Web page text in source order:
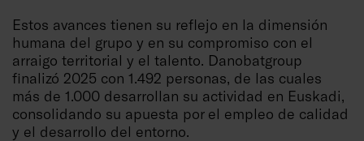
Estos avances tienen su reflejo en la dimensión
humana del grupo y en su compromiso con el
arraigo territorial y el talento. Danobatgroup
finalizó 2025 con 1.492 personas, de las cuales
más de 1.000 desarrollan su actividad en Euskadi,
consolidando su apuesta por el empleo de calidad
y el desarrollo del entorno.